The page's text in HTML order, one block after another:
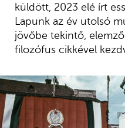
küldött, 2023 elé írt
Lapunk az év utolsó
jövőbe tekintő,
filozófus cikkével